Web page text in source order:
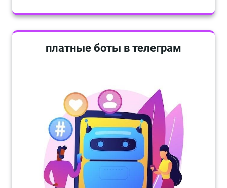
платные боты в телеграм